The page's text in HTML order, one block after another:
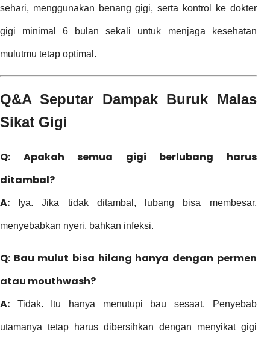
sehari, menggunakan benang gigi, serta kontrol ke dokter
gigi minimal 6 bulan sekali untuk menjaga kesehatan
mulutmu tetap optimal.
Q&A Seputar Dampak Buruk Malas
Sikat Gigi
Q: Apakah semua gigi berlubang harus
ditambal?
A: Iya. Jika tidak ditambal, lubang bisa membesar,
menyebabkan nyeri, bahkan infeksi.
Q: Bau mulut bisa hilang hanya dengan permen
atau mouthwash?
A: Tidak. Itu hanya menutupi bau sesaat. Penyebab
utamanya tetap harus dibersihkan dengan menyikat gigi